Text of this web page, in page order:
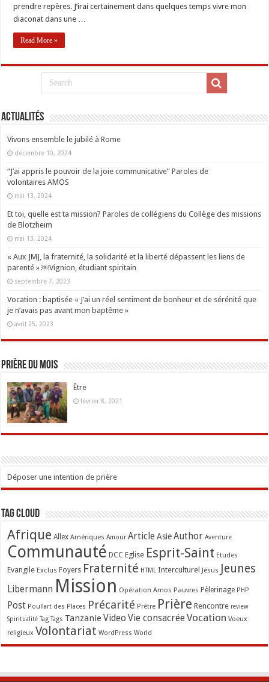
prendre repères. J’irai certainement dans quelques temps vivre mon
diaconat dans une …
Read More »
Actualités
Vivons ensemble le jubilé à Rome
décembre 10, 2024
“J’ai appris le pouvoir de la joie communicative” Paroles de
volontaires AMOS
mai 13, 2024
Et toi, quelle est ta mission? Paroles de collégiens du Collège des missions
de Blotzheim
mai 13, 2024
« Aux JMJ, la fraternité, la solidarité et la liberté dépassent les liens de
parenté » ￼Vignion, étudiant spiritain
septembre 7, 2023
Vocation : baptisée « J’ai un réel sentiment de bonheur et de sérénité que
je n’avais pas avant mon baptême »
avril 25, 2023
Prière du mois
Être
février 8, 2021
Déposer une intention de prière
Tag Cloud
Afrique Allex Amériques Amour Article Asie Author Aventure
Communauté DCC Eglise Esprit-Saint Etudes
Evangile Exclus Foyers Fraternité HTML Interculturel Jésus Jeunes
Libermann Mission Opération Amos Pauvres Pèlerinage PHP
Post Poullart des Places Précarité Prêtre Prière Rencontre review
Spiritualité Tag Tags TanzanieVideo Vie consacrée Vocation Voeux
religieux Volontariat WordPress World